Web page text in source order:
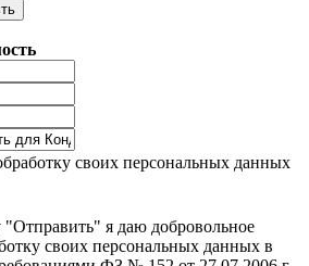
своих персональных данных
я даю добровольное
своих персональных данных в